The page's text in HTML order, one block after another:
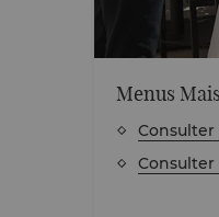
Menus
Consulter
Consulter